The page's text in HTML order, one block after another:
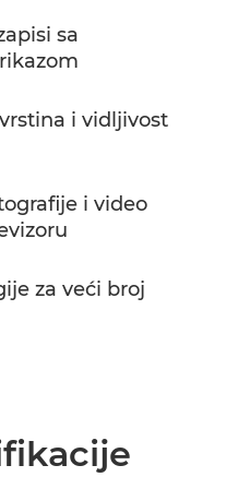
sa
i vidljivost
i video
za veći broj